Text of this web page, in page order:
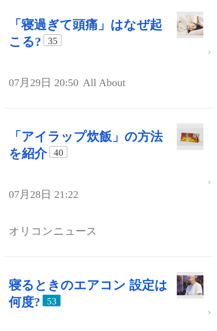
「寝過ぎて頭痛」はなぜ起
こる?
35
07月29日 20:50 All About
「アイラップ炊飯」の方法
を紹介
40
07月28日 21:22
オリコンニュース
寝るときのエアコン 設定は
何度?
53